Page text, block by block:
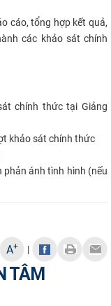
cáo, tổng hợp kết quả,
các khảo sát chính
chính thức tại Giảng
khảo sát chính thức
phản ánh tình hình (nếu
A+ |
TÂM